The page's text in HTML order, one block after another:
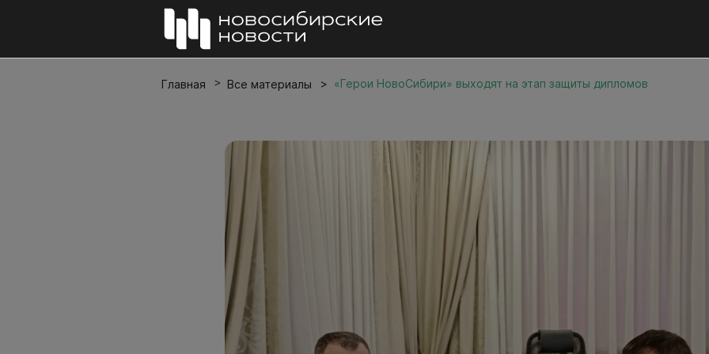
Главная Все материалы «Герои НовоСибири» выходят на этап защиты дипломов